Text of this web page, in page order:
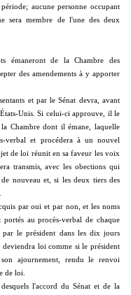
aucune personne occupant
sera membre de l'une des deux
émaneront de la Chambre des
des amendements à y apporter
et par le Sénat devra, avant
Unis. Si celui-ci approuve, il le
Chambre dont il émane, laquelle
verbal et procédera à un nouvel
de loi réunit en sa faveur les voix
transmis, avec les obections qui
nouveau et, si les deux tiers des
par oui et par non, et les noms
au procès-verbal de chaque
par le président dans les dix jours
loi comme si le président
ajournement, rendu le renvoi
de loi.
l'accord du Sénat et de la